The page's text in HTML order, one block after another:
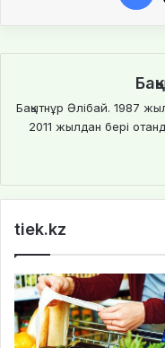
Бақытнұр Әлібай. 1987
2011 жылдан бері
tiek.kz